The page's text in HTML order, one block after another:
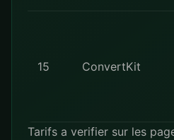
15 ConvertKit
Tarifs a verifier sur les